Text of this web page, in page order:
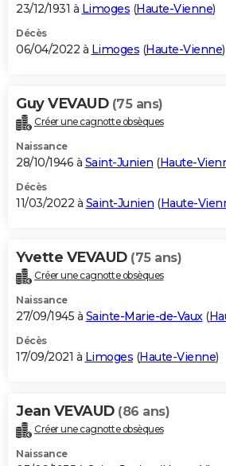
23/12/1931 à Limoges (Haute-Vienne)
Décès
06/04/2022 à Limoges (Haute-Vienne)
Guy VEVAUD (75 ans)
Créer une cagnotte obsèques
Naissance
28/10/1946 à Saint-Junien (Haute-
Décès
11/03/2022 à Saint-Junien (Haute-
Yvette VEVAUD (75 ans)
Créer une cagnotte obsèques
Naissance
27/09/1945 à Sainte-Marie-de-Vaux(
Décès
17/09/2021 à Limoges (Haute-Vienne)
Jean VEVAUD (86 ans)
Créer une cagnotte obsèques
Naissance